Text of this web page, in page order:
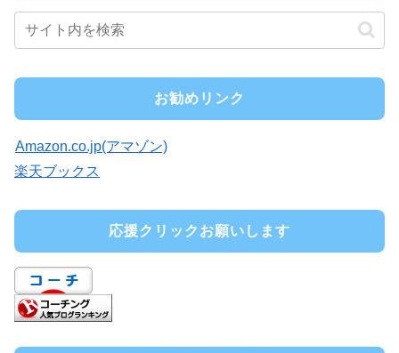
お勧めリンク
Amazon.co.jp(アマゾン)
楽天ブックス
応援クリックお願いします